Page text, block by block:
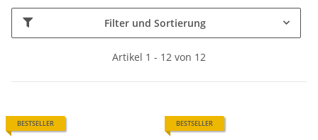
Filter und Sortierung
Artikel 1 - 12 von 12
BESTSELLER BESTSELLER